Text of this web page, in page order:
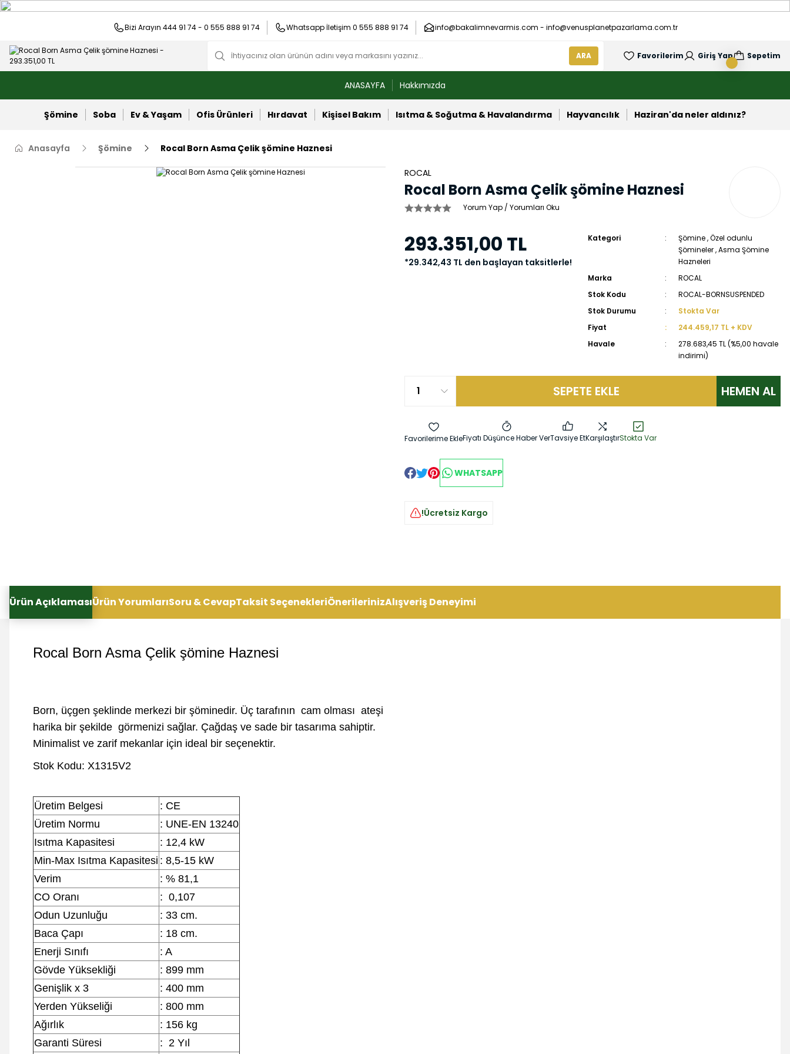
Bizi Arayın 444 91 74 - 0 555 888 91 74 Whatsapp İletişim 0 555 888 91 74 info@bakalimnevarmis.com - info@venusplanetpazarlama.com.tr
ARA Favorilerim Giriş Yap Sepetim
ANASAYFA Hakkımızda
Şömine Soba Ev & Yaşam Ofis Ürünleri Hırdavat Kişisel Bakım Isıtma & Soğutma & Havalandırma Hayvancılık Haziran'da neler aldınız?
Anasayfa Şömine Rocal Born Asma Çelik şömine Haznesi
ROCAL
Rocal Born Asma Çelik şömine Haznesi
Yorum Yap / Yorumları Oku
293.351,00 TL
*29.342,43 TL den başlayan taksitlerle!
Kategori Şömine,Özel odunlu
Şömineler,Asma Şömine
Hazneleri
Marka
ROCAL
Stok Kodu
ROCAL-BORNSUSPENDED
Stok Durumu
Stokta Var
Fiyat
244.459,17 TL + KDV
Havale
278.683,45 TL (%5,00 havale
indirimi)
SEPETE EKLE HEMEN AL
Fiyatı Düşünce Haber VerTavsiye EtKarşılaştırStokta Var
WHATSAPP
!Ücretsiz Kargo
Ürün AçıklamasıÜrün YorumlarıSoru & CevapTaksit SeçenekleriÖnerilerinizAlışveriş Deneyimi
Rocal Born Asma Çelik şömine Haznesi
Born, üçgen şeklinde merkezi bir şöminedir. Üç tarafının cam olması ateşi
harika bir şekilde görmenizi sağlar. Çağdaş ve sade bir tasarıma sahiptir.
Minimalist ve zarif mekanlar için ideal bir seçenektir.
Stok Kodu: X1315V2
Üretim Belgesi
: CE
Üretim Normu
: UNE-EN 13240
Isıtma Kapasitesi
: 12,4 kW
Min-Max Isıtma Kapasitesi : 8,5-15 kW
Verim
: % 81,1
CO Oranı
: 0,107
Odun Uzunluğu
: 33 cm.
Baca Çapı
: 18 cm.
Enerji Sınıfı
: A
Gövde Yüksekliği
: 899 mm
Genişlik x 3
: 400 mm
Yerden Yükseliği
: 800 mm
Ağırlık
: 156 kg
Garanti Süresi
: 2 Yıl